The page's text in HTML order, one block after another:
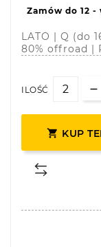
Zamów do 12 -
LATO | Q (do
80% offroad |
ILOŚĆ
 KUP